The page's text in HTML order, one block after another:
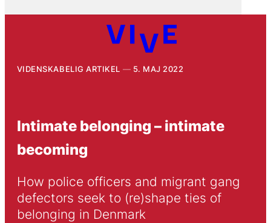
VIDENSKABELIG ARTIKEL 5. MAJ 2022
Intimate belonging – intimate
becoming
How police officers and migrant gang
defectors seek to (re)shape ties of
belonging in Denmark